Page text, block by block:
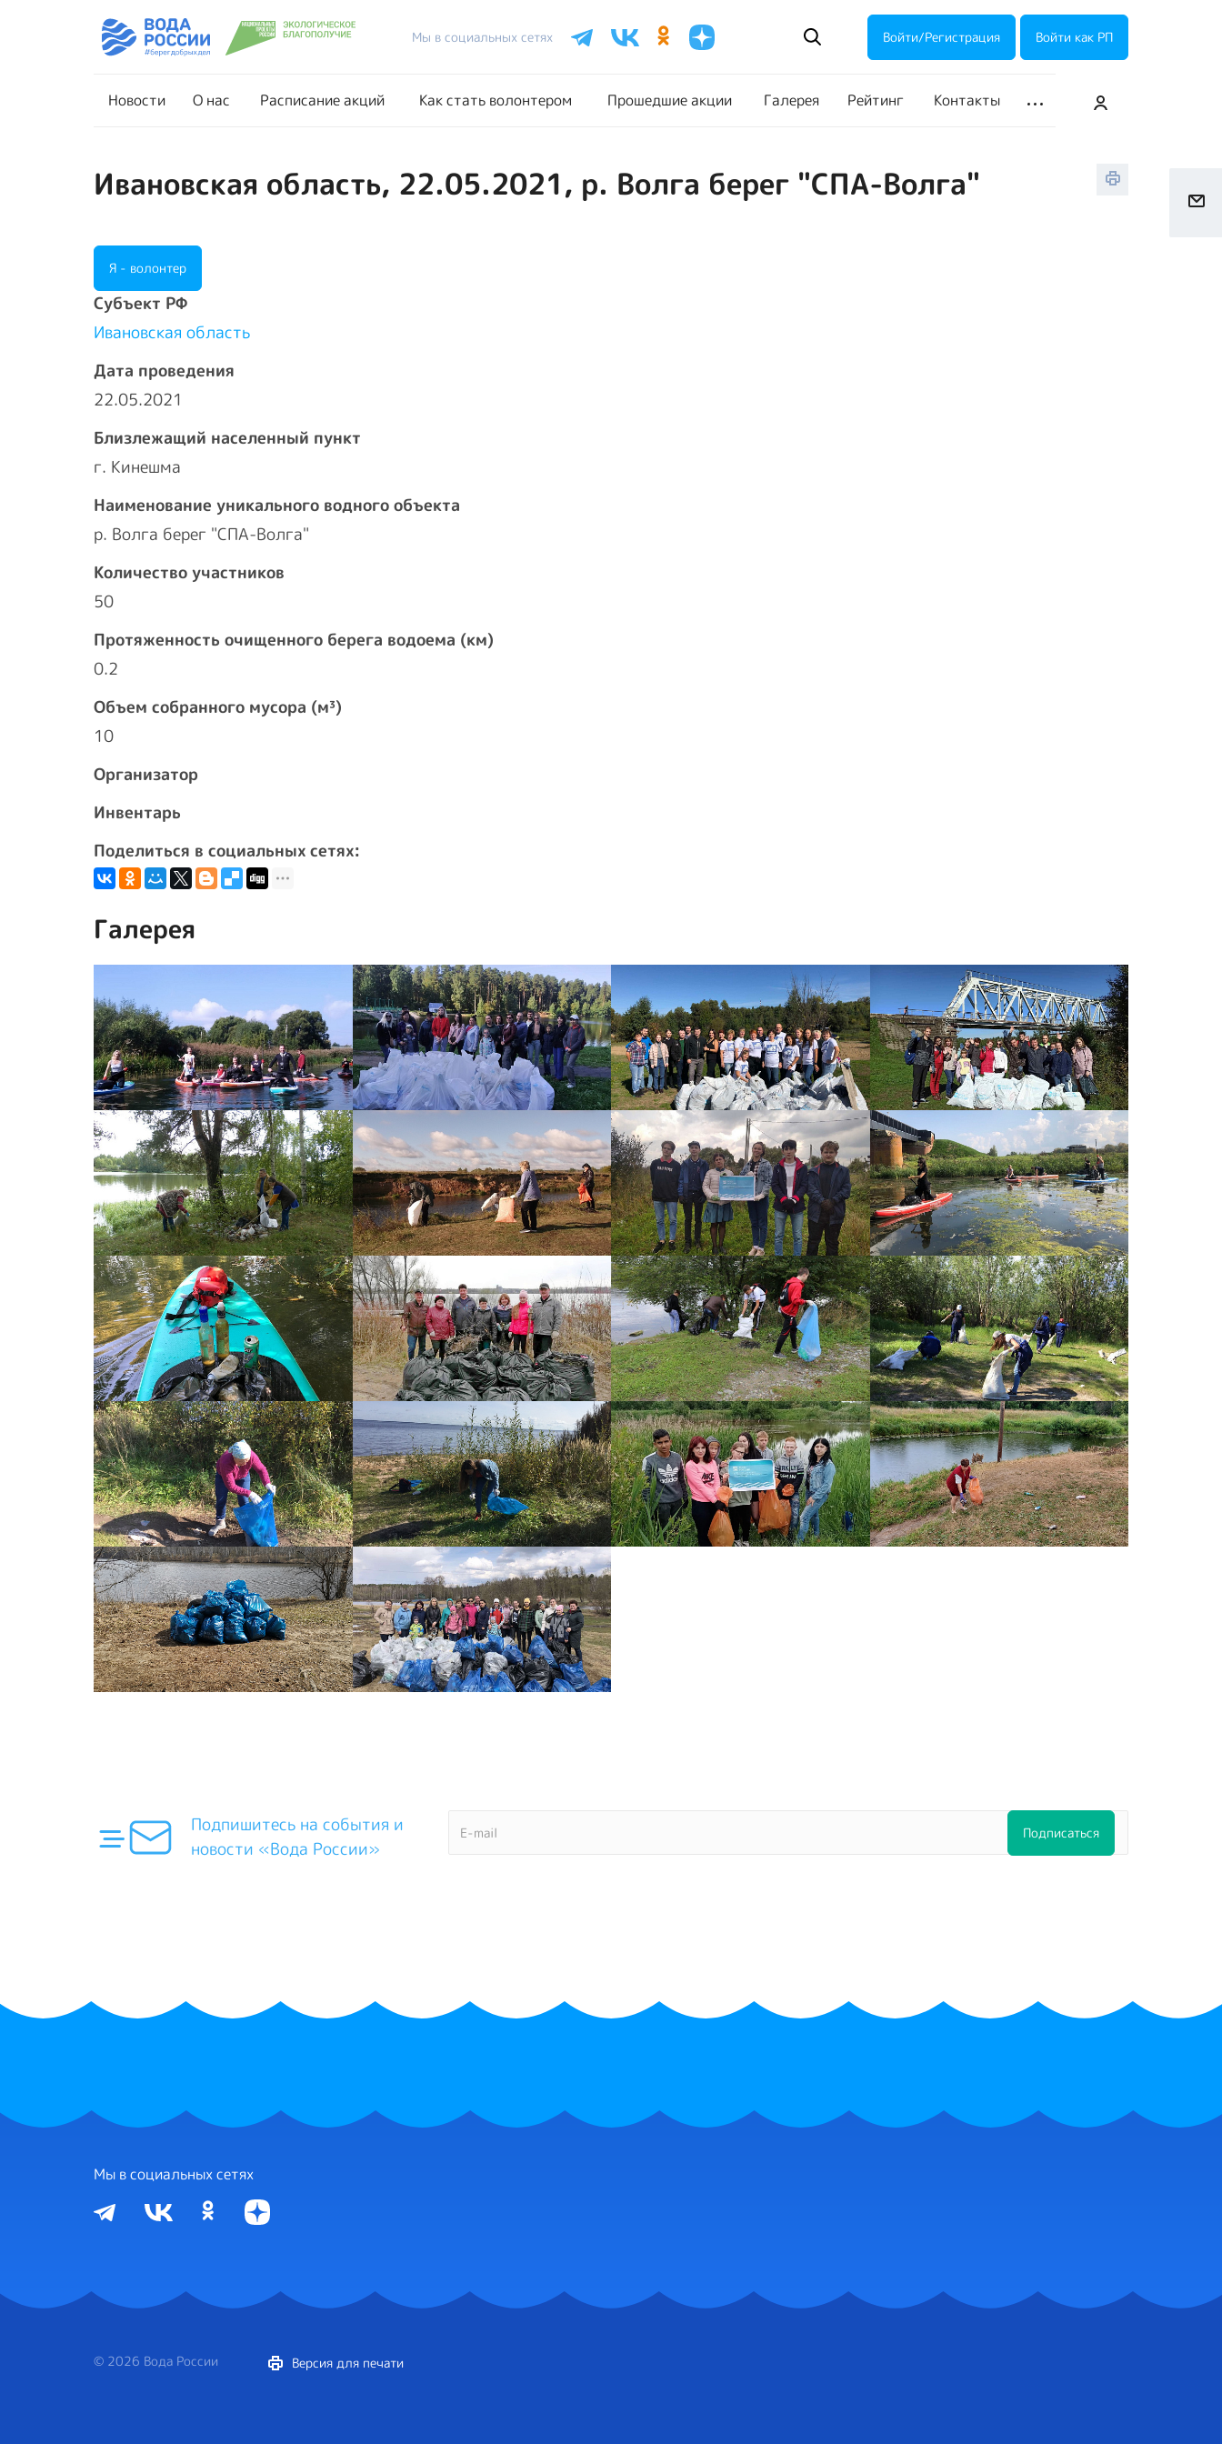
Мы в социальных сетях Войти/Регистрация Войти как РП
Новости О нас Расписание акций Как стать волонтером Прошедшие акции Галерея Рейтинг Контакты
Новости О нас Как стать волонтером Прошедшие акции
Ивановская область, 22.05.2021, р. Волга берег "СПА-Волга"
Я - волонтер
Cубъект РФ
Ивановская область
Дата проведения
22.05.2021
Близлежащий населенный пункт
г. Кинешма
Наименование уникального водного объекта
р. Волга берег "СПА-Волга"
Количество участников
50
Протяженность очищенного берега водоема (км)
0.2
Объем собранного мусора (м³)
10
Организатор
Инвентарь
Поделиться в социальных сетях:
Галерея
Подпишитесь на события и
новости «Вода России»
Мы в социальных сетях
© 2026 Вода России Версия для печати